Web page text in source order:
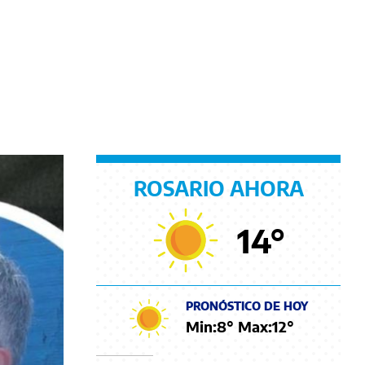
ROSARIO AHORA
14°
PRONÓSTICO DE HOY
Min:8° Max:12°